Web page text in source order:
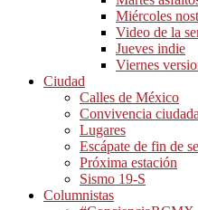
Miércoles
Video de la
Jueves indie
Viernes
Ciudad
Calles de México
Convivencia
Lugares
Escápate de fin de
Próxima estación
Sismo 19-S
Columnistas